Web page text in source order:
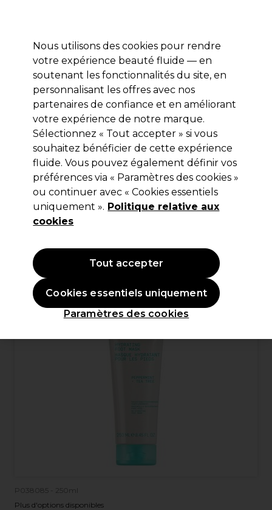
Se connecter
Marques Bons plans Coiffure Electro et Matériel
Livraison et délais
lire la suite
SKINTRUTH
SKINTRUTH Masque Hydratant Pour
Les Pieds 250ml
(0)
6,49 €Hors TVA
P038085 - 250ml
Plus d'options disponibles
Nous utilisons des cookies pour rendre
votre expérience beauté fluide — en
soutenant les fonctionnalités du site, en
personnalisant les offres avec nos
partenaires de confiance et en améliorant
votre expérience de notre marque.
Sélectionnez « Tout accepter » si vous
souhaitez bénéficier de cette expérience
fluide. Vous pouvez également définir vos
préférences via « Paramètres des cookies »
ou continuer avec « Cookies essentiels
uniquement ». Politique relative aux
cookies
Paramètres des cookies
Cookies essentiels uniquement
Tout accepter